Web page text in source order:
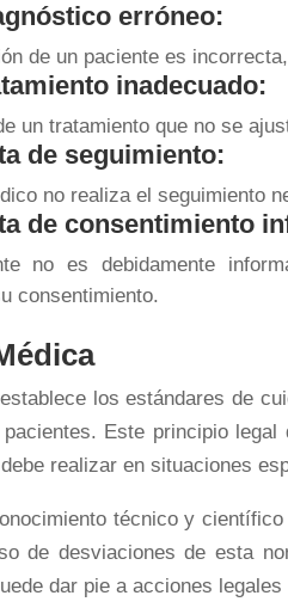
erróneo:
de un paciente es
inadecuado:
un tratamiento que no se
de seguimiento:
no realiza el seguimiento
de consentimiento
no es debidamente
consentimiento.
los estándares de
Este principio
realizar en situaciones
técnico y
de desviaciones de esta
dar pie a acciones